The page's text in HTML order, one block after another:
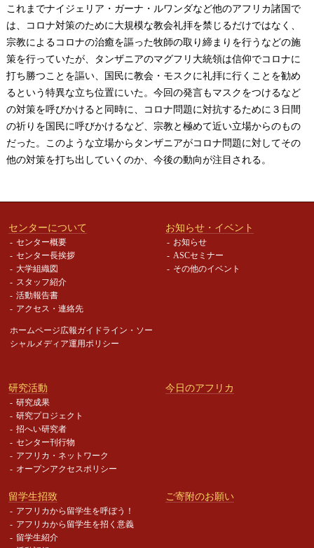
これまでナイジェリア・ガーナ・ルワンダなど他のアフリカ諸国で
は、コロナ対策のために大規模な教会礼拝を禁じるだけではなく、
宗教によるコロナの治癒を謳った牧師の取り締まりを行うなどの施
策を行っていたが、タンザニアのマグフリ大統領は信仰でコロナに
打ち勝つことを謳い、国民に教会・モスクに礼拝に行くことを勧め
るという特異な立ち位置にいた。今回の発言もマスクをつけるなど
の対策を呼びかけると同時に、コロナ問題に対抗するために３日間
の祈りを国民に呼びかけるなど、宗教と極めて近い立場からのもの
だった。このような立場からタンザニアがコロナ問題に対してその
他の対策を打ち出していくのか、今後の動向が注目される。
センターについて
センター概要
センター長挨拶
大学組織図
スタッフ紹介
活動報告書
アクセス・連絡先
ホームページ広報ガイドライン・ ソー
シャルメディア運用ポリシー
お知らせ・イベント
お知らせ
ASCセミナー
その他のイベント
研究活動
研究成果
研究プロジェクト
招へい研究者
センター刊行物
アフリカ・ネットワーク
オープンアクセスポリシー
今日のアフリカ
留学生招致
アフリカから留学生を呼ぼう！
アフリカから留学生を招く意義
留学生紹介
ご寄附のお願い